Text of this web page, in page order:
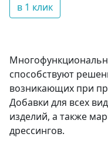
в 1 клик
способствуют
возникающих при
Добавки для всех
изделий, а также
дрессингов.